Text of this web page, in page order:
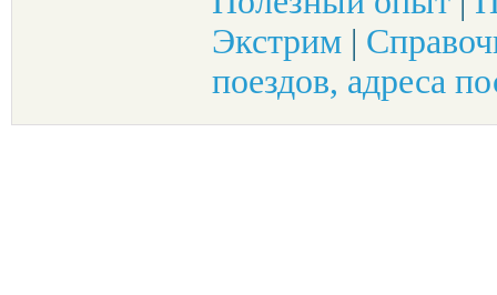
Экстрим |
поездов, адреса